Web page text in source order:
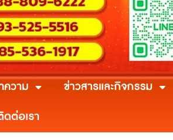
ความ
ข่าวสารและกิจกรรม
ดต่อเรา